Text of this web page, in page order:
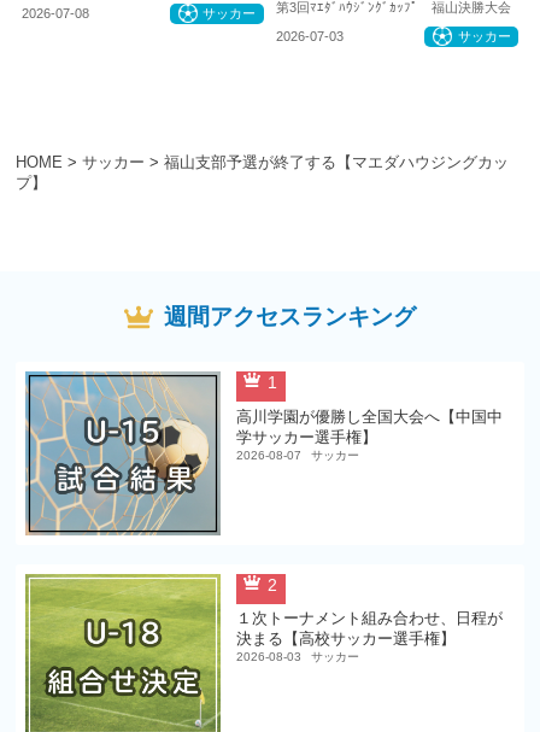
HOME > サッカー > 福山支部予選が終了する【マエダハウジングカッ
プ】
2026-07-08 サッカー 第3回ﾏｴﾀﾞﾊｳｼﾞﾝｸﾞｶｯﾌﾟ 福山決勝大会
2026-07-03 サッカー
週間アクセスランキング
1
高川学園が優勝し全国大会へ【中国中
学サッカー選手権】
2026-08-07 サッカー
2
１次トーナメント組み合わせ、日程が
決まる【高校サッカー選手権】
2026-08-03 サッカー